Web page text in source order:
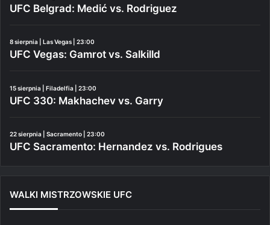
UFC Belgrad: Medić vs. Rodriguez
8 sierpnia | Las Vegas | 23:00
UFC Vegas: Gamrot vs. Salkilld
15 sierpnia | Filadelfia | 23:00
UFC 330: Makhachev vs. Garry
22 sierpnia | Sacramento | 23:00
UFC Sacramento: Hernandez vs. Rodrigues
WALKI MISTRZOWSKIE UFC